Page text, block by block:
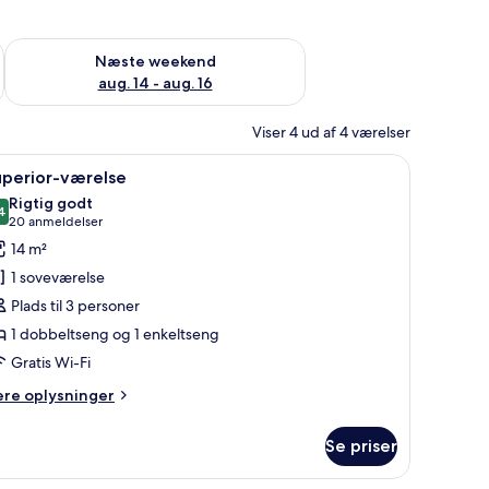
aug. 7 - aug. 9
Næste weekend
aug. 14 - aug. 16
Tjek tilgængelighed for næste weekend aug. 14 - aug. 16
Viser 4 ud af 4 værelser
puder og en lys farvet sengegavl.En pænt redt seng med hvidt sengetøj og
6 værelse
ud af 10
Rigtig godt
20 anmeldelser
(20
anmeldelser)
14 m²
1 soveværelse
Plads til 3 personer
1 dobbeltseng og 1 enkeltseng
Gratis Wi-Fi
oplysninger
Se priser